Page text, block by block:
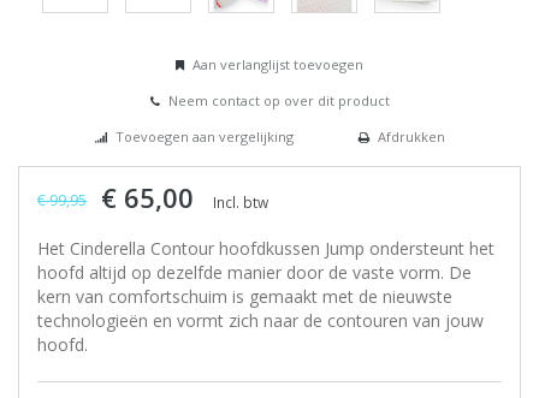
Aan verlanglijst toevoegen
Neem contact op over dit product
Toevoegen aan vergelijking
Afdrukken
€ 99,95 € 65,00 Incl. btw
Het Cinderella Contour hoofdkussen Jump ondersteunt het
hoofd altijd op dezelfde manier door de vaste vorm. De
kern van comfortschuim is gemaakt met de nieuwste
technologieën en vormt zich naar de contouren van jouw
hoofd.